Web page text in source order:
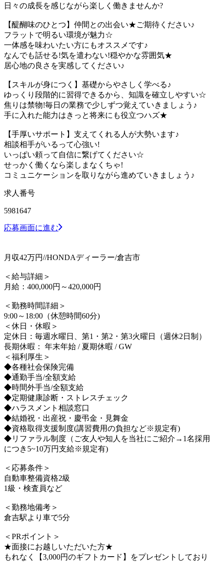
日々の成長を感じながら楽しく働きませんか?
【醍醐味のひとつ】仲間との出会い★ご期待ください♪
フラットで明るい環境が魅力☆
一体感を味わいたい方にもオススメです♪
なんでも話せる!気を遣わない!穏やかな雰囲気★
居心地の良さを実感してください♪
【スキルが身につく】基礎からやさしく学べる♪
ゆっくり段階的に習得できるから、知識を確立しやすい☆
焦りは禁物!毎日の業務で少しずつ覚えていきましょう♪
手に入れた能力はきっと将来にも役立つハズ★
【手厚いサポート】支えてくれる人が大勢います♪
相談相手がいるって心強い!
いっぱい頼って自信に繋げてください☆
せっかく働くなら楽しまなくちゃ!
コミュニケーションを取りながら進めていきましょう♪
求人番号
5981647
応募画面に進む
月収42万円//HONDAディーラー/倉吉市
＜給与詳細＞
月給：400,000円～420,000円
＜勤務時間詳細＞
9:00～18:00（休憩時間60分)
＜休日・休暇＞
定休日：毎週水曜日、第1・第2・第3火曜日（週休2日制）
長期休暇： 年末年始 / 夏期休暇 / GW
＜福利厚生＞
◆各種社会保険完備
◆通勤手当/全額支給
◆時間外手当/全額支給
◆定期健康診断・ストレスチェック
◆ハラスメント相談窓口
◆結婚祝・出産祝・慶弔金・見舞金
◆資格取得支援制度(講習費用の負担など※規定有)
◆リファラル制度（ご友人や知人を当社にご紹介→1名採用
につき5~10万円支給※規定有)
＜応募条件＞
自動車整備資格2級
1級・検査員など
＜勤務地備考＞
倉吉駅より車で5分
＜PRポイント＞
★面接にお越しいただいた方★
もれなく【3,000円のギフトカード】をプレゼントしており